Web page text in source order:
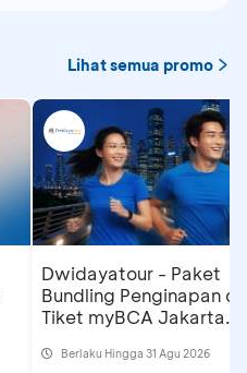
Lihat semua promo
Dwidayatour - Paket
Bundling Penginapan
Tiket myBCA Jakarta
Berlaku Hingga 31 Agu 2026